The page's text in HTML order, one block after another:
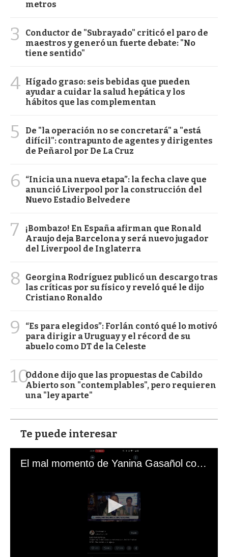
metros
3
Conductor de "Subrayado" criticó el paro de
maestros y generó un fuerte debate: "No
tiene sentido"
4 Hígado graso: seis bebidas que pueden
ayudar a cuidar la salud hepática y los
hábitos que las complementan
5
De "la operación no se concretará" a "está
difícil": contrapunto de agentes y dirigentes
de Peñarol por De La Cruz
6
“Inicia una nueva etapa”: la fecha clave que
anunció Liverpool por la construcción del
Nuevo Estadio Belvedere
7
¡Bombazo! En España afirman que Ronald
Araujo deja Barcelona y será nuevo jugador
del Liverpool de Inglaterra
8
Georgina Rodríguez publicó un descargo tras
las críticas por su físico y reveló qué le dijo
Cristiano Ronaldo
9
“Es para elegidos”: Forlán contó qué lo motivó
para dirigir a Uruguay y el récord de su
abuelo como DT de la Celeste
10Oddone dijo que las propuestas de Cabildo
Abierto son "contemplables", pero requieren
una "ley aparte"
Te puede interesar
El mal momento de Yanina Gasañol con un hincha argentino en "Subrayado"